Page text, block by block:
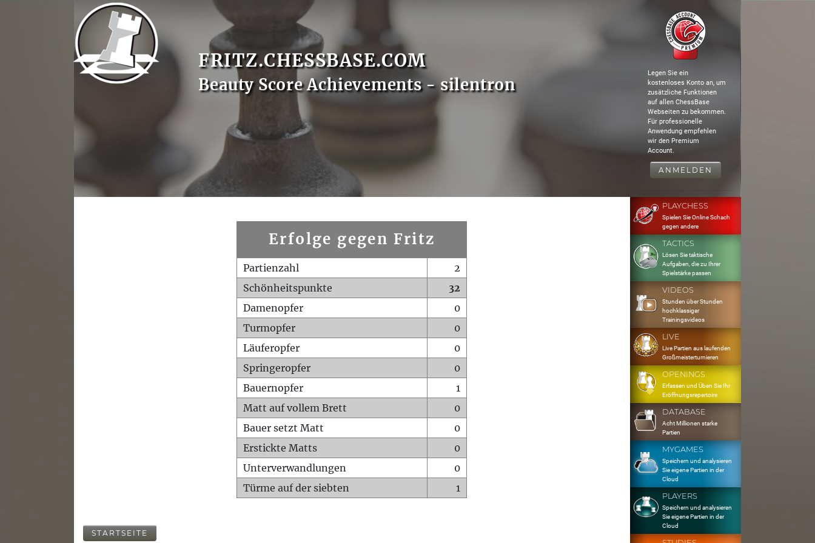
FRITZ.CHESSBASE.COM
Beauty Score Achievements - silentron
Legen Sie ein
kostenloses Konto an, um
zusätzliche Funktionen
auf allen ChessBase
Webseiten zu bekommen.
Für professionelle
Anwendung empfehlen
wir den Premium
Account.
ANMELDEN
Erfolge gegen Fritz
Partienzahl
2
Schönheitspunkte
32
Damenopfer
0
Turmopfer
0
Läuferopfer
0
Springeropfer
0
Bauernopfer
1
Matt auf vollem Brett
0
Bauer setzt Matt
0
Erstickte Matts
0
Unterverwandlungen
0
Türme auf der siebten
1
STARTSEITE
PLAYCHESS
Spielen Sie Online Schach
gegen andere
TACTICS
Lösen Sie taktische
Aufgaben, die zu Ihrer
Spielstärke passen
VIDEOS
Stunden über Stunden
hochklassiger
Trainingsvideos
LIVE
Live Partien aus laufenden
Großmeisterturnieren
OPENINGS
Erfassen und Üben Sie Ihr
Eröffnungsrepertoire
DATABASE
Acht Millionen starke
Partien
MYGAMES
Speichern und analysieren
Sie eigene Partien in der
Cloud
PLAYERS
Speichern und analysieren
Sie eigene Partien in der
Cloud